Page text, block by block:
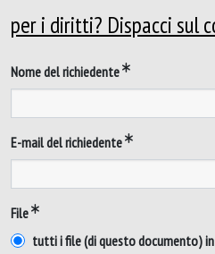
per i diritti? Dispacci sul
Nome del richiedente
E-mail del richiedente
File
tutti i file (di questo documento)